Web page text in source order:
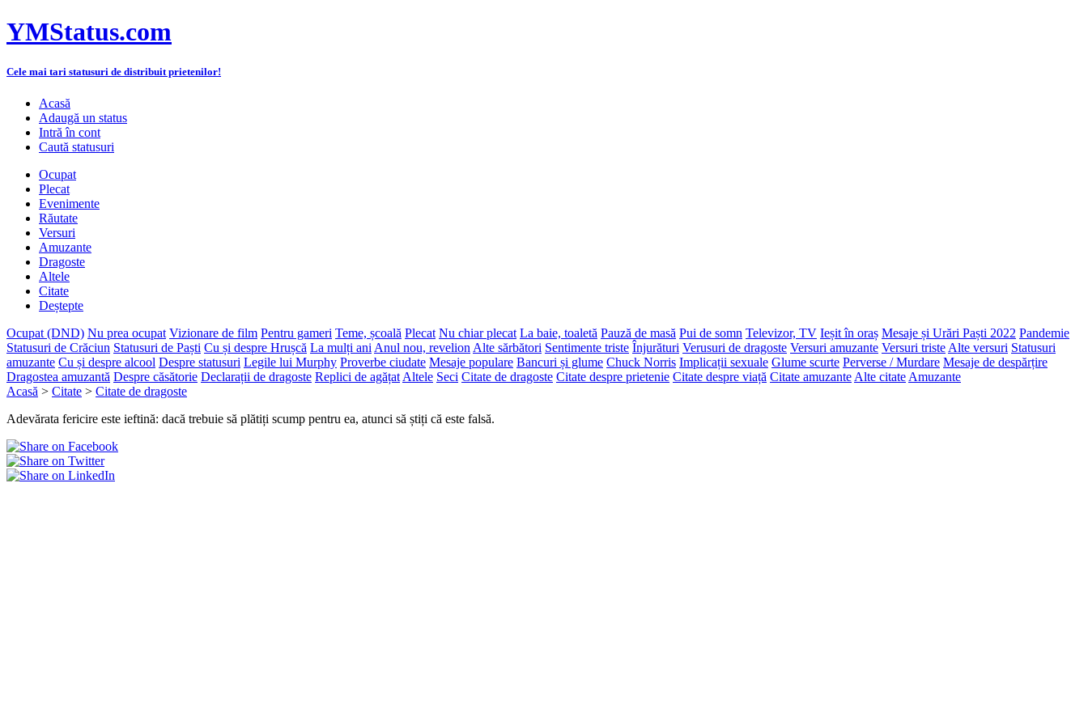
YMStatus.com
Cele mai tari statusuri de distribuit prietenilor!
Acasă
Adaugă un status
Intră în cont
Caută statusuri
Ocupat
Plecat
Evenimente
Răutate
Versuri
Amuzante
Dragoste
Altele
Citate
Deștepte
Ocupat (DND) Nu prea ocupat Vizionare de film Pentru gameri Teme, școală Plecat Nu chiar plecat La baie, toaletă Pauză de masă Pui de somn Televizor, TV Ieșit în oraș Mesaje și Urări Paști 2022 Pandemie
Statusuri de Crăciun Statusuri de Paști Cu și despre Hrușcă La mulți ani Anul nou, revelion Alte sărbători Sentimente triste Înjurături Verusuri de dragoste Versuri amuzante Versuri triste Alte versuri Statusuri
amuzante Cu și despre alcool Despre statusuri Legile lui Murphy Proverbe ciudate Mesaje populare Bancuri și glume Chuck Norris Implicații sexuale Glume scurte Perverse / Murdare Mesaje de despărțire
Dragostea amuzantă Despre căsătorie Declarații de dragoste Replici de agățat Altele Seci Citate de dragoste Citate despre prietenie Citate despre viață Citate amuzante Alte citate Amuzante
Acasă > Citate > Citate de dragoste
Adevărata fericire este ieftină: dacă trebuie să plătiți scump pentru ea, atunci să știți că este falsă.